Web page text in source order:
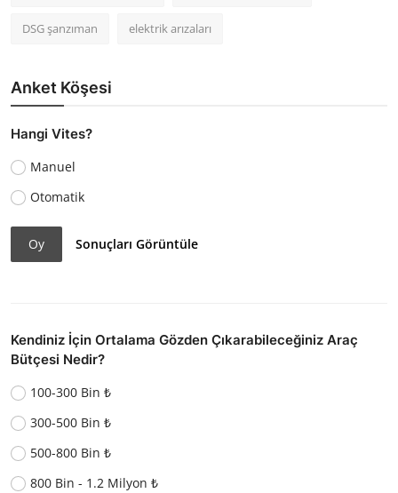
DSG şanzıman elektrik arızaları
Anket Köşesi
Hangi Vites?
Manuel
Otomatik
Oy Sonuçları Görüntüle
Kendiniz İçin Ortalama Gözden Çıkarabileceğiniz Araç
Bütçesi Nedir?
100-300 Bin ₺
300-500 Bin ₺
500-800 Bin ₺
800 Bin - 1.2 Milyon ₺